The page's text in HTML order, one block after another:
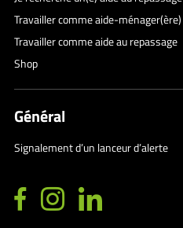
Travailler comme aide-ménager(ère)
Travailler comme aide au repassage
Shop
Général
Signalement d’un lanceur d’alerte